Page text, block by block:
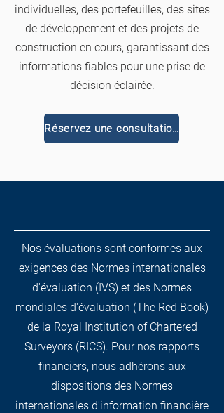
individuelles, des portefeuilles, des sites
de développement et des projets de
construction en cours, garantissant des
informations fiables pour une prise de
décision éclairée.
Réservez une consultation gratuite
Nos évaluations sont conformes aux
exigences des Normes internationales
d'évaluation (IVS) et des Normes
mondiales d'évaluation (The Red Book)
de la Royal Institution of Chartered
Surveyors (RICS). Pour nos rapports
financiers, nous adhérons aux
dispositions des Normes
internationales d'information financière